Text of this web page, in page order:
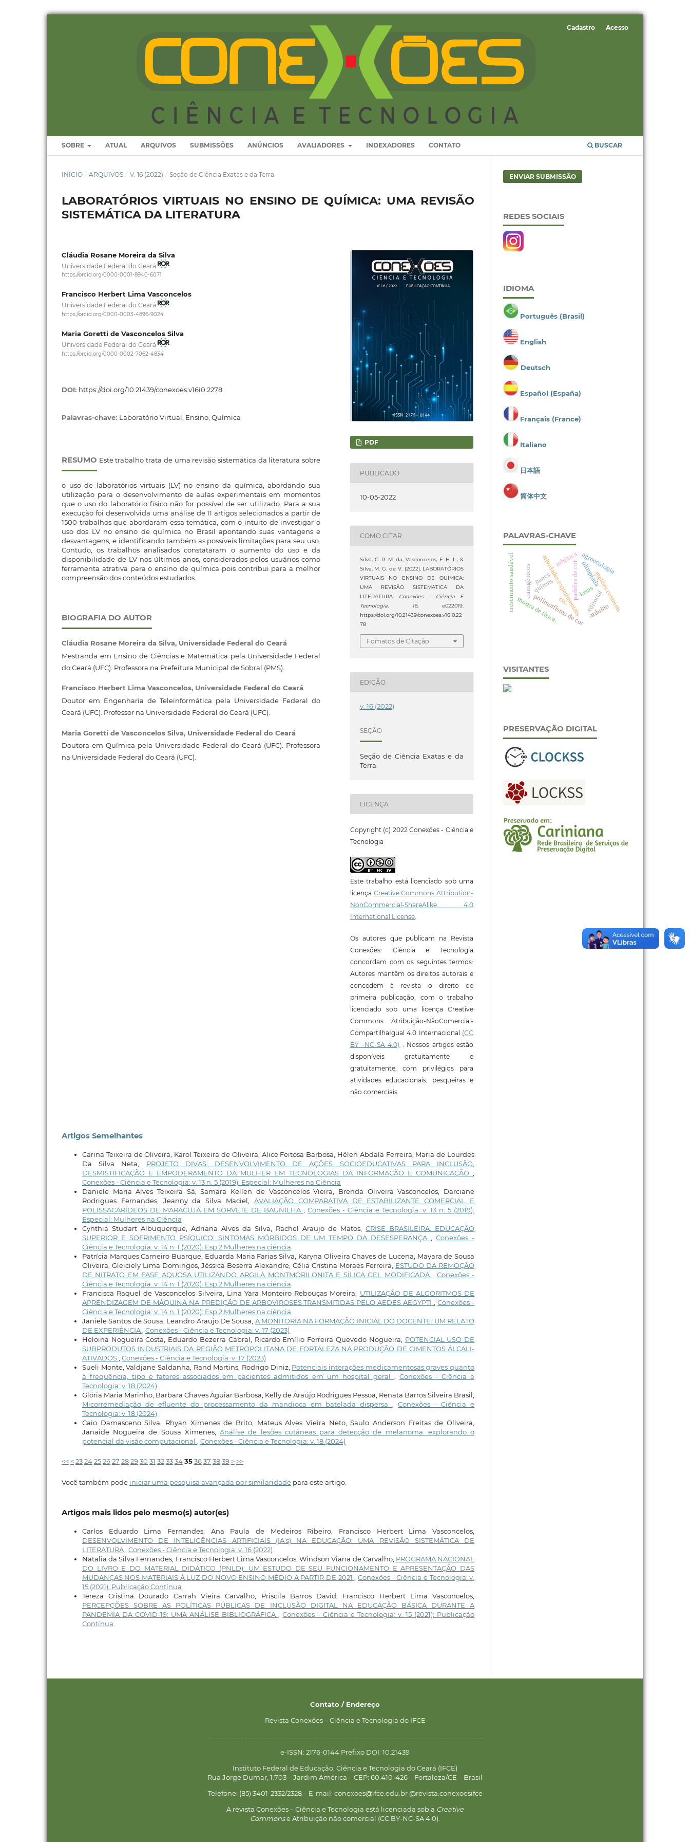
SOBRE ATUAL ARQUIVOS SUBMISSÕES ANÚNCIOS AVALIADORES INDEXADORES CONTATO BUSCAR
Cadastro Acesso
INÍCIO / ARQUIVOS / V. 16 (2022) / Seção de Ciência Exatas e da Terra
LABORATÓRIOS VIRTUAIS NO ENSINO DE QUÍMICA: UMA REVISÃO
SISTEMÁTICA DA LITERATURA
Cláudia Rosane Moreira da Silva
Universidade Federal do Ceará
https://orcid.org/0000-0001-8940-6071
Francisco Herbert Lima Vasconcelos
Universidade Federal do Ceará
https://orcid.org/0000-0003-4896-9024
Maria Goretti de Vasconcelos Silva
Universidade Federal do Ceará
https://orcid.org/0000-0002-7062-4834
DOI: https://doi.org/10.21439/conexoes.v16i0.2278
Palavras-chave: Laboratório Virtual, Ensino, Química
RESUMO Este trabalho trata de uma revisão sistemática da literatura sobre
o uso de laboratórios virtuais (LV) no ensino da química, abordando sua
utilização para o desenvolvimento de aulas experimentais em momentos
que o uso do laboratório físico não for possível de ser utilizado. Para a sua
execução foi desenvolvida uma análise de 11 artigos selecionados a partir de
1500 trabalhos que abordaram essa temática, com o intuito de investigar o
uso dos LV no ensino de química no Brasil apontando suas vantagens e
desvantagens, e identificando também as possíveis limitações para seu uso.
Contudo, os trabalhos analisados constataram o aumento do uso e da
disponibilidade de LV nos últimos anos, considerados pelos usuários como
ferramenta atrativa para o ensino de química pois contribui para a melhor
compreensão dos conteúdos estudados.
BIOGRAFIA DO AUTOR
Cláudia Rosane Moreira da Silva, Universidade Federal do Ceará
Mestranda em Ensino de Ciências e Matemática pela Universidade Federal
do Ceará (UFC). Professora na Prefeitura Municipal de Sobral (PMS).
Francisco Herbert Lima Vasconcelos, Universidade Federal do Ceará
Doutor em Engenharia de Teleinformática pela Universidade Federal do
Ceará (UFC). Professor na Universidade Federal do Ceará (UFC).
Maria Goretti de Vasconcelos Silva, Universidade Federal do Ceará
Doutora em Química pela Universidade Federal do Ceará (UFC). Professora
na Universidade Federal do Ceará (UFC).
PDF
PUBLICADO
10-05-2022
COMO CITAR
Silva, C. R. M. da, Vasconcelos, F. H. L., &
Silva, M. G. de V. (2022). LABORATÓRIOS
VIRTUAIS NO ENSINO DE QUÍMICA:
UMA REVISÃO SISTEMÁTICA DA
LITERATURA.
Conexões - Ciência E
Tecnologia, 16, e022019.
https://doi.org/10.21439/conexoes.v16i0.22
78
Fomatos de Citação
EDIÇÃO
v. 16 (2022)
SEÇÃO
Seção de Ciência Exatas e da
Terra
LICENÇA
Copyright (c) 2022 Conexões - Ciência e
Tecnologia
Este trabalho está licenciado sob uma
licença Creative Commons Attribution-
NonCommercial-ShareAlike 4.0
International License.
Os autores que publicam na Revista
Conexões: Ciência e Tecnologia
concordam com os seguintes termos:
Autores mantêm os direitos autorais e
concedem à revista o direito de
primeira publicação, com o trabalho
licenciado sob uma licença Creative
Commons Atribuição-NãoComercial-
CompartilhaIgual 4.0 Internacional (CC
BY -NC-SA 4.0) . Nossos artigos estão
disponíveis gratuitamente e
gratuitamente, com privilégios para
atividades educacionais, pesqueiras e
não comerciais.
Artigos Semelhantes
Carina Teixeira de Oliveira, Karol Teixeira de Oliveira, Alice Feitosa Barbosa, Hélen Abdala Ferreira, Maria de Lourdes
Da Silva Neta, PROJETO DIVAS: DESENVOLVIMENTO DE AÇÕES SOCIOEDUCATIVAS PARA INCLUSÃO,
DESMISTIFICAÇÃO E EMPODERAMENTO DA MULHER EM TECNOLOGIAS DA INFORMAÇÃO E COMUNICAÇÃO,
Conexões - Ciência e Tecnologia: v. 13 n. 5 (2019): Especial: Mulheres na Ciência
Daniele Maria Alves Teixeira Sá, Samara Kellen de Vasconcelos Vieira, Brenda Oliveira Vasconcelos, Darciane
Rodrigues Fernandes, Jeanny da Silva Maciel, AVALIAÇÃO COMPARATIVA DE ESTABILIZANTE COMERCIAL E
POLISSACARÍDEOS DE MARACUJÁ EM SORVETE DE BAUNILHA ,Conexões - Ciência e Tecnologia: v. 13 n. 5 (2019):
Especial: Mulheres na Ciência
Cynthia Studart Albuquerque, Adriana Alves da Silva, Rachel Araujo de Matos,CRISE BRASILEIRA, EDUCAÇÃO
SUPERIOR E SOFRIMENTO PSÍQUICO: SINTOMAS MÓRBIDOS DE UM TEMPO DA DESESPERANÇA,Conexões -
Ciência e Tecnologia: v. 14 n. 1 (2020): Esp.2 Mulheres na ciência
Patrícia Marques Carneiro Buarque, Eduarda Maria Farias Silva, Karyna Oliveira Chaves de Lucena, Mayara de Sousa
Oliveira, Gleiciely Lima Domingos, Jéssica Beserra Alexandre, Célia Cristina Moraes Ferreira, ESTUDO DA REMOÇÃO
DE NITRATO EM FASE AQUOSA UTILIZANDO ARGILA MONTMORILONITA E SÍLICA GEL MODIFICADA, Conexões -
Ciência e Tecnologia: v. 14 n. 1 (2020): Esp.2 Mulheres na ciência
Francisca Raquel de Vasconcelos Silveira, Lina Yara Monteiro Rebouças Moreira, UTILIZAÇÃO DE ALGORITMOS DE
APRENDIZAGEM DE MÁQUINA NA PREDIÇÃO DE ARBOVIROSES TRANSMITIDAS PELO AEDES AEGYPTI,Conexões -
Ciência e Tecnologia: v. 14 n. 1 (2020): Esp.2 Mulheres na ciência
Janiele Santos de Sousa, Leandro Araujo De Sousa, A MONITORIA NA FORMAÇÃO INICIAL DO DOCENTE: UM RELATO
DE EXPERIÊNCIA, Conexões - Ciência e Tecnologia: v. 17 (2023)
Heloina Nogueira Costa, Eduardo Bezerra Cabral, Ricardo Emílio Ferreira Quevedo Nogueira, POTENCIAL USO DE
SUBPRODUTOS INDUSTRIAIS DA REGIÃO METROPOLITANA DE FORTALEZA NA PRODUÇÃO DE CIMENTOS ÁLCALI-
ATIVADOS, Conexões - Ciência e Tecnologia: v. 17 (2023)
Sueli Monte, Valdjane Saldanha, Rand Martins, Rodrigo Diniz, Potenciais interações medicamentosas graves quanto
à frequência, tipo e fatores associados em pacientes admitidos em um hospital geral , Conexões - Ciência e
Tecnologia: v. 18 (2024)
Glória Maria Marinho, Barbara Chaves Aguiar Barbosa, Kelly de Araújo Rodrigues Pessoa, Renata Barros Silveira Brasil,
Micorremediação de efluente do processamento da mandioca em batelada dispersa,Conexões - Ciência e
Tecnologia: v. 18 (2024)
Caio Damasceno Silva, Rhyan Ximenes de Brito, Mateus Alves Vieira Neto, Saulo Anderson Freitas de Oliveira,
Janaide Nogueira de Sousa Ximenes,Análise de lesões cutâneas para detecção de melanoma: explorando o
potencial da visão computacional , Conexões - Ciência e Tecnologia: v. 18 (2024)
<< <2324252627 282930 31 323334353637 3839 > >>
Você também pode iniciar uma pesquisa avançada por similaridadepara este artigo.
Artigos mais lidos pelo mesmo(s) autor(es)
Carlos Eduardo Lima Fernandes, Ana Paula de Medeiros Ribeiro, Francisco Herbert Lima Vasconcelos,
DESENVOLVIMENTO DE INTELIGÊNCIAS ARTIFICIAIS (IA’s) NA EDUCAÇÃO: UMA REVISÃO SISTEMÁTICA DE
LITERATURA Conexões - Ciência e Tecnologia: v. 16 (2022)
Natalia da Silva Fernandes, Francisco Herbert Lima Vasconcelos, Windson Viana de Carvalho, PROGRAMA NACIONAL
DO LIVRO E DO MATERIAL DIDÁTICO (PNLD): UM ESTUDO DE SEU FUNCIONAMENTO E APRESENTAÇÃO DAS
MUDANÇAS NOS MATERIAIS À LUZ DO NOVO ENSINO MÉDIO A PARTIR DE 2021
Conexões - Ciência e Tecnologia: v.
15 (2021): Publicação Contínua
Tereza Cristina Dourado Carrah Vieira Carvalho, Priscila Barros David, Francisco Herbert Lima Vasconcelos,
PERCEPÇÕES SOBRE AS POLÍTICAS PÚBLICAS DE INCLUSÃO DIGITAL NA EDUCAÇÃO BÁSICA DURANTE A
PANDEMIA DA COVID-19: UMA ANÁLISE BIBLIOGRÁFICA
,Conexões - Ciência e Tecnologia: v. 15 (2021): Publicação
Contínua
ENVIAR SUBMISSÃO
REDES SOCIAIS
IDIOMA
Português (Brasil)
English
Deutsch
Español (España)
Français (France)
Italiano
日本語
简体中文
PALAVRAS-CHAVE
editorial
padrões de cor
atividades experimentais
mostra de física.
polimorfismo de cor
quítons regiões costeiras
olimpíada
robótica
keras
crescimento saudável transgênicos
cts.
agroecologia
arduino
pancs
VISITANTES
PRESERVAÇÃO DIGITAL
Contato / Endereço
Revista Conexões – Ciência e Tecnologia do IFCE
e-ISSN: 2176-0144 Prefixo DOI: 10.21439
Instituto Federal de Educação, Ciência e Tecnologia do Ceará (IFCE)
Rua Jorge Dumar, 1.703 – Jardim América – CEP: 60.410-426 – Fortaleza/CE – Brasil
Telefone: (85) 3401-2332/2328 – E-mail: conexoes@ifce.edu.br @revista.conexoesifce
A revista Conexões – Ciência e Tecnologia está licenciada sob a Creative
Commonse Atribuição não comercial (CC BY-NC-SA 4.0).